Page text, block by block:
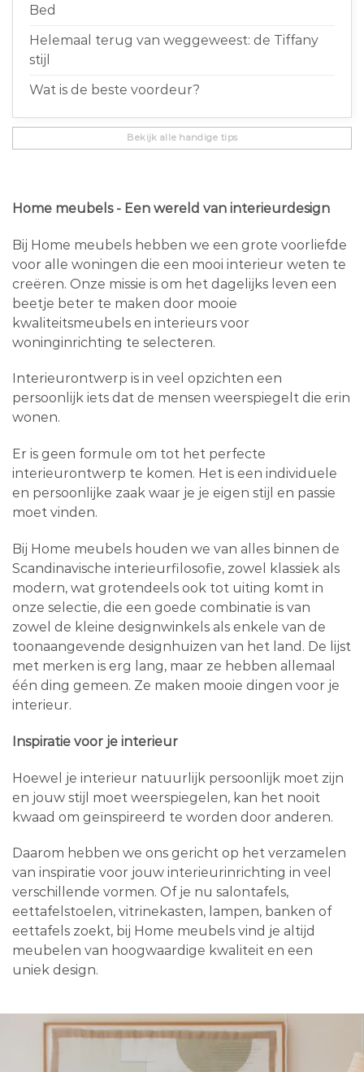
Bed
Helemaal terug van weggeweest: de Tiffany
stijl
Wat is de beste voordeur?
Bekijk alle handige tips
Home meubels - Een wereld van interieurdesign
Bij Home meubels hebben we een grote voorliefde
voor alle woningen die een mooi interieur weten te
creëren. Onze missie is om het dagelijks leven een
beetje beter te maken door mooie
kwaliteitsmeubels en interieurs voor
woninginrichting te selecteren.
Interieurontwerp is in veel opzichten een
persoonlijk iets dat de mensen weerspiegelt die erin
wonen.
Er is geen formule om tot het perfecte
interieurontwerp te komen. Het is een individuele
en persoonlijke zaak waar je je eigen stijl en passie
moet vinden.
Bij Home meubels houden we van alles binnen de
Scandinavische interieurfilosofie, zowel klassiek als
modern, wat grotendeels ook tot uiting komt in
onze selectie, die een goede combinatie is van
zowel de kleine designwinkels als enkele van de
toonaangevende designhuizen van het land. De lijst
met merken is erg lang, maar ze hebben allemaal
één ding gemeen. Ze maken mooie dingen voor je
interieur.
Inspiratie voor je interieur
Hoewel je interieur natuurlijk persoonlijk moet zijn
en jouw stijl moet weerspiegelen, kan het nooit
kwaad om geïnspireerd te worden door anderen.
Daarom hebben we ons gericht op het verzamelen
van inspiratie voor jouw interieurinrichting in veel
verschillende vormen. Of je nu salontafels,
eettafelstoelen, vitrinekasten, lampen, banken of
eettafels zoekt, bij Home meubels vind je altijd
meubelen van hoogwaardige kwaliteit en een
uniek design.